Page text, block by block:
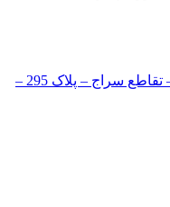
تهران – میدان رسالت – خیابان فرجام – تقاطع سراج – پلاک 295 –